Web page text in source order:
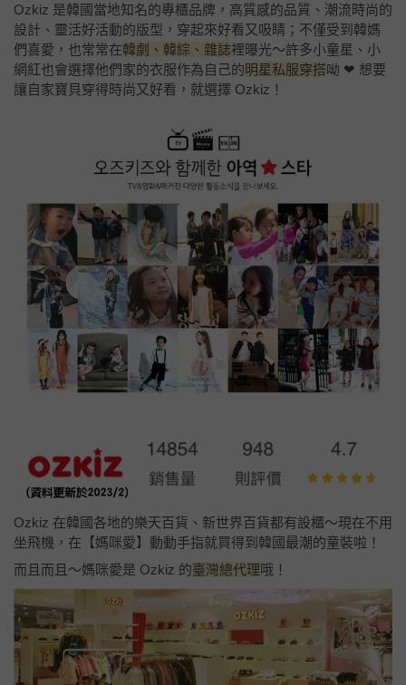
Ozkiz 是韓國當地知名的專櫃品牌，高質感的品質、潮流時尚的
設計、靈活好活動的版型，穿起來好看又吸睛；不僅受到韓媽
們喜愛，也常常在韓劇、韓綜、雜誌裡曝光～許多小童星、小
網紅也會選擇他們家的衣服作為自己的明星私服穿搭呦 ❤ 想要
讓自家寶貝穿得時尚又好看，就選擇 Ozkiz！
Ozkiz 在韓國各地的樂天百貨、新世界百貨都有設櫃～現在不用
坐飛機，在【媽咪愛】動動手指就買得到韓國最潮的童裝啦！
而且而且～媽咪愛是 Ozkiz 的臺灣總代理哦！